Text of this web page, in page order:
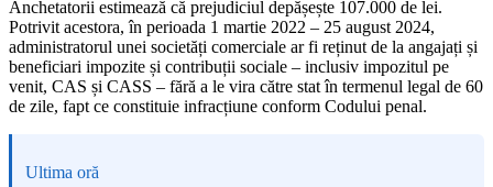
Anchetatorii estimează că prejudiciul depășește 107.000 de lei.
Potrivit acestora, în perioada 1 martie 2022 – 25 august 2024,
administratorul unei societăți comerciale ar fi reținut de la angajați și
beneficiari impozite și contribuții sociale – inclusiv impozitul pe
venit, CAS și CASS – fără a le vira către stat în termenul legal de 60
de zile, fapt ce constituie infracțiune conform Codului penal.
Ultima oră